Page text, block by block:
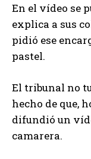
En el vídeo se
explica a sus
pidió ese
pastel.
El tribunal no
hecho de que,
difundió un
camarera.